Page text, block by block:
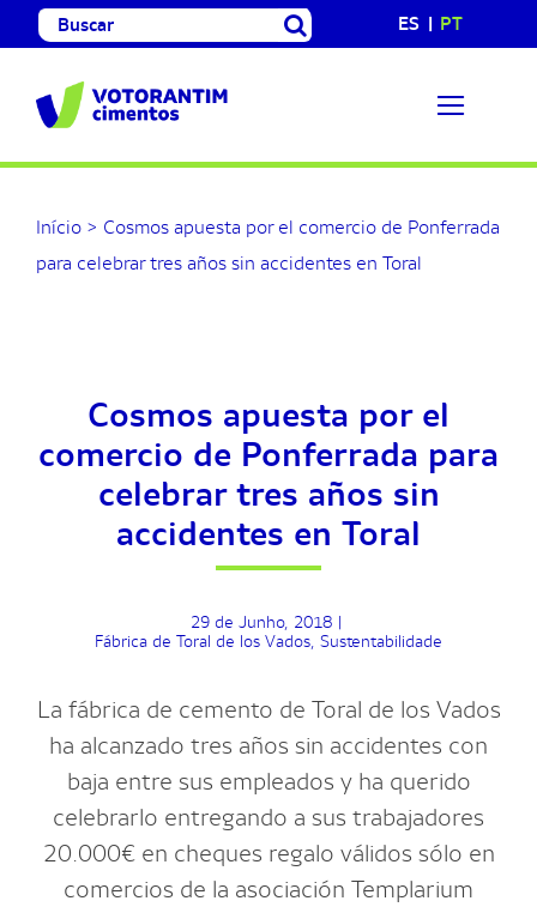
Skip
to
content
Search
ES PT
Início> Cosmos apuesta por el comercio de Ponferrada
para celebrar tres años sin accidentes en Toral
Cosmos apuesta por el
comercio de Ponferrada para
celebrar tres años sin
accidentes en Toral
29 de Junho, 2018 |
Fábrica de Toral de los Vados Sustentabilidade
La fábrica de cemento de Toral de los Vados
ha alcanzado tres años sin accidentes con
baja entre sus empleados y ha querido
celebrarlo entregando a sus trabajadores
20.000€ en cheques regalo válidos sólo en
comercios de la asociación Templarium